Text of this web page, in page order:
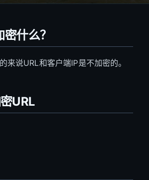
什么？
来说URL和客户端IP是不加密的。
URL